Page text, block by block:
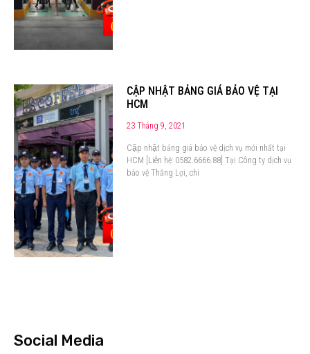
CẬP NHẬT BẢNG GIÁ BẢO VỆ TẠI
HCM
23 Tháng 9, 2021
Cập nhật bảng giá bảo vệ dịch vụ mới nhất tại
HCM [Liên hệ: 0582.6666.88] Tại Công ty dịch vụ
bảo vệ Thắng Lợi, chi
Social Media